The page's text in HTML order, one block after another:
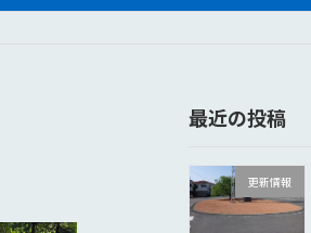
最近の投稿
更新情報